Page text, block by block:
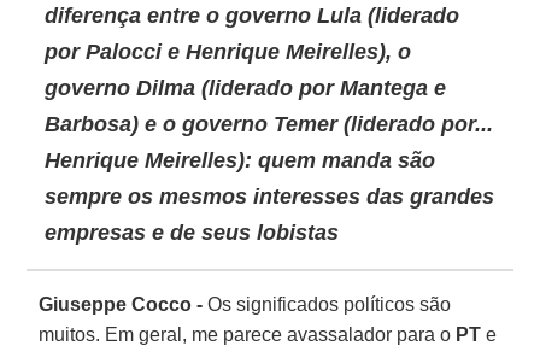
diferença entre o governo Lula (liderado
por Palocci e Henrique Meirelles), o
governo Dilma (liderado por Mantega e
Barbosa) e o governo Temer (liderado por...
Henrique Meirelles): quem manda são
sempre os mesmos interesses das grandes
empresas e de seus lobistas
Giuseppe Cocco - Os significados políticos são
muitos. Em geral, me parece avassalador para o PT e